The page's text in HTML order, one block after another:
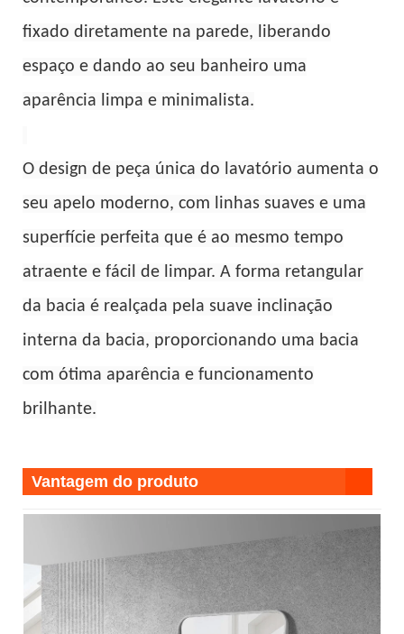
fixado diretamente na parede, liberando
espaço e dando ao seu banheiro uma
aparência limpa e minimalista.
O design de peça única do lavatório aumenta o
seu apelo moderno, com linhas suaves e uma
superfície perfeita que é ao mesmo tempo
atraente e fácil de limpar. A forma retangular
da bacia é realçada pela suave inclinação
interna da bacia, proporcionando uma bacia
com ótima aparência e funcionamento
brilhante.
Vantagem do produto